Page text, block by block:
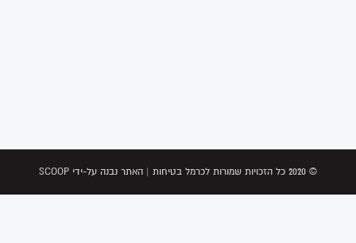
© 2020 כל הזכויות שמורות לכרמל בטיחות | האתר נבנה על-ידי SCOOP